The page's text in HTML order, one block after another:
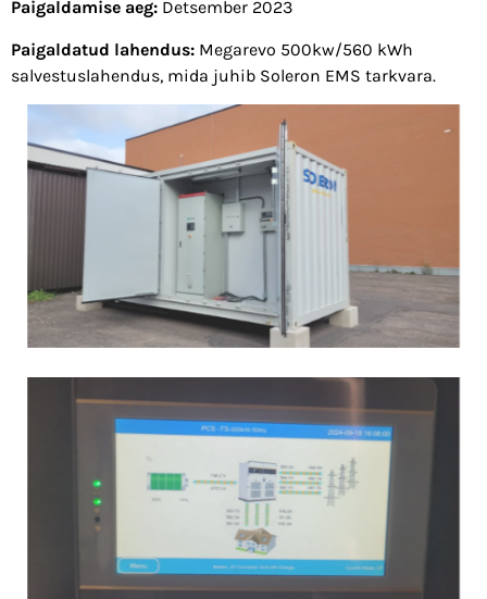
Paigaldamise aeg: Detsember 2023
Paigaldatud lahendus: Megarevo 500kw/560 kWh
salvestuslahendus, mida juhib Soleron EMS tarkvara.